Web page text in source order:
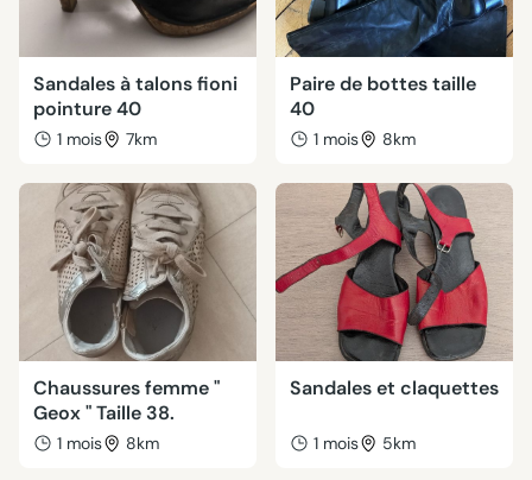
Sandales à talons fioni
pointure 40
1 mois 7km
Paire de bottes taille
40
1 mois 8km
Chaussures femme "
Geox " Taille 38.
1 mois 8km
Sandales et claquettes
1 mois 5km